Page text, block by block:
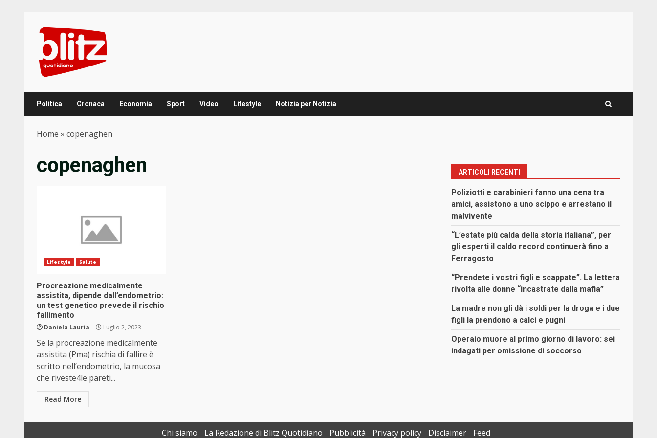
content
Politica Cronaca Economia Sport Video Lifestyle Notizia per Notizia
Home » copenaghen
copenaghen
Lifestyle Salute
Procreazione medicalmente
assistita, dipende dall’endometrio:
un test genetico prevede il rischio
fallimento
Daniela Lauria Luglio 2, 2023
Se la procreazione medicalmente
assistita (Pma) rischia di fallire è
scritto nell’endometrio, la mucosa
che riveste4le pareti...
Read More
ARTICOLI RECENTI
Poliziotti e carabinieri fanno una cena tra
amici, assistono a uno scippo e arrestano il
malvivente
“L’estate più calda della storia italiana”, per
gli esperti il caldo record continuerà fino a
Ferragosto
“Prendete i vostri figli e scappate”. La lettera
rivolta alle donne “incastrate dalla mafia”
La madre non gli dà i soldi per la droga e i due
figli la prendono a calci e pugni
Operaio muore al primo giorno di lavoro: sei
indagati per omissione di soccorso
Chi siamo La Redazione di Blitz Quotidiano Pubblicità Privacy policy Disclaimer Feed